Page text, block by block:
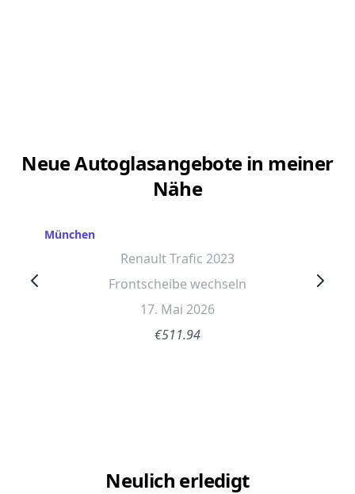
Neue Autoglasangebote in meiner
Nähe
München
Renault Trafic 2023
Frontscheibe wechseln
17. Mai 2026
€511.94
Neulich erledigt